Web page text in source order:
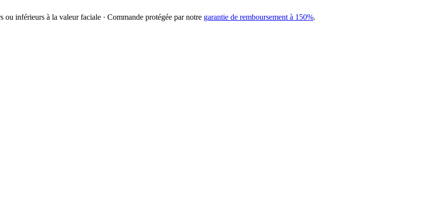
inférieurs à la valeur faciale · Commande protégée par notre garantie de remboursement à 150%.